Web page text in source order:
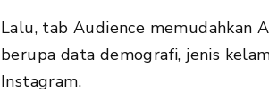
Lalu, tab Audience memudahkan
berupa data demografi, jenis
Instagram.